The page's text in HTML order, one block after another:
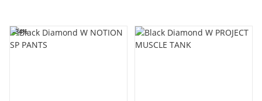
-34%